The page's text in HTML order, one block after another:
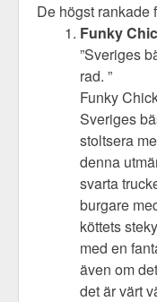
De högst rankade
Funky
”Sveriges
rad. ”
Funky
Sveriges
stoltsera
denna
svarta
burgare
köttets
med en
även om
det är värt